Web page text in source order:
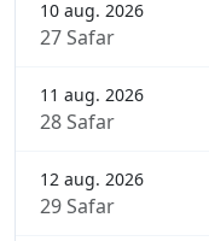
10 aug. 2026
27 Safar
11 aug. 2026
28 Safar
12 aug. 2026
29 Safar